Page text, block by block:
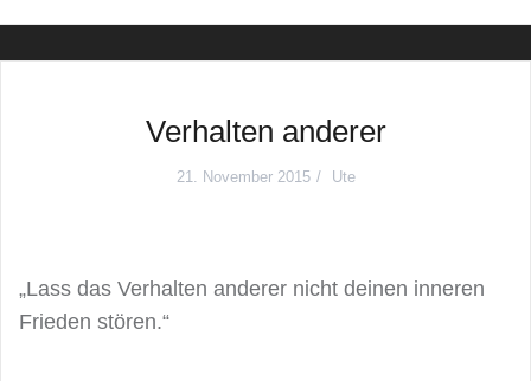
Verhalten anderer
21. November 2015 Ute
„Lass das Verhalten anderer nicht deinen inneren
Frieden stören.“